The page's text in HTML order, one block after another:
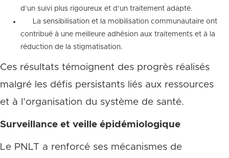
d’un suivi plus rigoureux et d’un traitement adapté.
La sensibilisation et la mobilisation communautaire ont
contribué à une meilleure adhésion aux traitements et à la
réduction de la stigmatisation.
Ces résultats témoignent des progrès réalisés
malgré les défis persistants liés aux ressources
et à l’organisation du système de santé.
Surveillance et veille épidémiologique
Le PNLT a renforcé ses mécanismes de